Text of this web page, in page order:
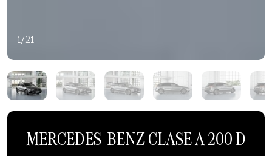
1/21
MERCEDES-BENZ CLASE A 200 D